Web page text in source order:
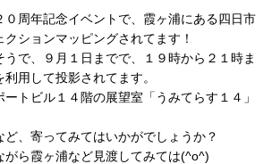
０周年記念イベントで、霞ヶ浦にある四日市
ションマッピングされてます！
うで、９月１日までで、１９時から２１時ま
用して投影されてます。
トビル１４階の展望室「うみてらす１４」
、寄ってみてはいかがでしょうか？
がら霞ヶ浦など見渡してみては(^o^)